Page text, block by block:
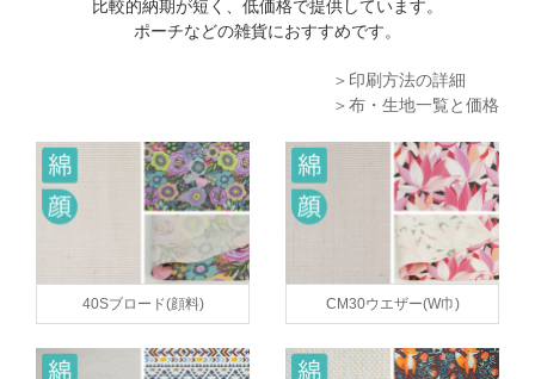
比較的納期が短く、低価格で提供しています。
ポーチなどの雑貨におすすめです。
＞印刷方法の詳細
＞布・生地一覧と価格
40Sブロード(顔料) CM30ウエザー(W巾)